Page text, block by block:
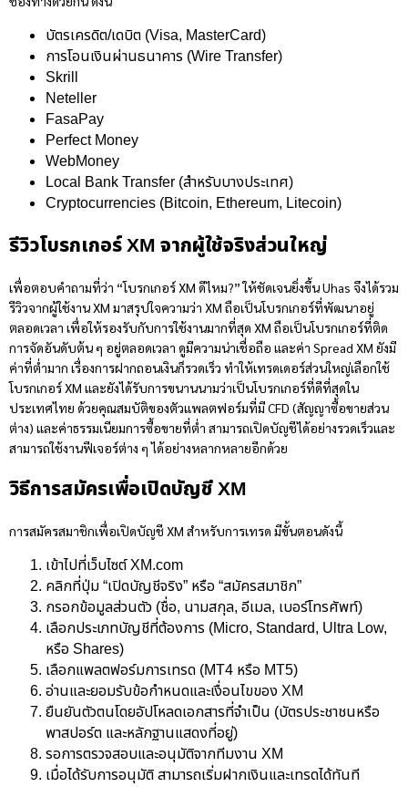
บัตรเครดิต/เดบิต (Visa, MasterCard)
การโอนเงินผ่านธนาคาร (Wire Transfer)
Skrill
Neteller
FasaPay
Perfect Money
WebMoney
Local Bank Transfer (สำหรับบางประเทศ)
Cryptocurrencies (Bitcoin, Ethereum, Litecoin)
รีวิวโบรกเกอร์ XM จากผู้ใช้จริงส่วนใหญ่
เพื่อตอบคำถามที่ว่า “โบรกเกอร์XM ดีไหม?” ให้ชัดเจนยิ่งขึ้น Uhas จึงได้รวม
รีวิวจากผู้ใช้งาน XM มาสรุปใจความว่า XM ถือเป็นโบรกเกอร์ที่พัฒนาอยู่
ตลอดเวลา เพื่อให้รองรับกับการใช้งานมากที่สุด XM ถือเป็นโบรกเกอร์ที่ติด
การจัดอันดับต้น ๆ อยู่ตลอดเวลา ดูมีความน่าเชื่อถือ และค่า Spread XM ยังมี
ค่าที่ต่ำมาก เรื่องการฝากถอนเงินก็รวดเร็ว ทำให้เทรดเดอร์ส่วนใหญ่เลือกใช้
โบรกเกอร์ XM และยังได้รับการขนานนามว่าเป็นโบรกเกอร์ที่ดีที่สุดใน
ประเทศไทย ด้วยคุณสมบัติของตัวแพลตฟอร์มที่มี CFD (สัญญาซื้อขายส่วน
ต่าง) และค่าธรรมเนียมการซื้อขายที่ต่ำ สามารถเปิดบัญชีได้อย่างรวดเร็วและ
สามารถใช้งานฟีเจอร์ต่าง ๆ ได้อย่างหลากหลายอีกด้วย
วิธีการสมัครเพื่อเปิดบัญชี XM
การสมัครสมาชิกเพื่อเปิดบัญชี XM สำหรับการเทรด มีขั้นตอนดังนี้
เข้าไปที่เว็บไซต์ XM.com
คลิกที่ปุ่ม “เปิดบัญชีจริง” หรือ “สมัครสมาชิก”
กรอกข้อมูลส่วนตัว (ชื่อ, นามสกุล, อีเมล, เบอร์โทรศัพท์)
เลือกประเภทบัญชีที่ต้องการ (Micro, Standard, Ultra Low,
หรือ Shares)
เลือกแพลตฟอร์มการเทรด (MT4 หรือ MT5)
อ่านและยอมรับข้อกำหนดและเงื่อนไขของ XM
ยืนยันตัวตนโดยอัปโหลดเอกสารที่จำเป็น (บัตรประชาชนหรือ
พาสปอร์ต และหลักฐานแสดงที่อยู่)
รอการตรวจสอบและอนุมัติจากทีมงาน XM
เมื่อได้รับการอนุมัติ สามารถเริ่มฝากเงินและเทรดได้ทันที